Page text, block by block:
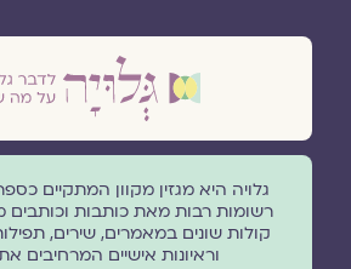
גלויה היא מגזין מקוון המתקיים
רשומות רבות מאת כותבות וכותבים
קולות שונים במאמרים, שירים,
וראיונות אישיים המרחיבים